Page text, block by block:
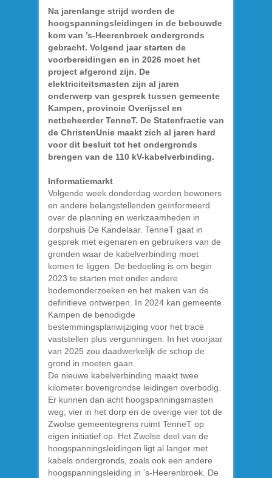
Na jarenlange strijd worden de
hoogspanningsleidingen in de bebouwde
kom van ’s-Heerenbroek ondergronds
gebracht. Volgend jaar starten de
voorbereidingen en in 2026 moet het
project afgerond zijn. De
elektriciteitsmasten zijn al jaren
onderwerp van gesprek tussen gemeente
Kampen, provincie Overijssel en
netbeheerder TenneT. De Statenfractie van
de ChristenUnie maakt zich al jaren hard
voor dit besluit tot het ondergronds
brengen van de 110 kV-kabelverbinding.
Informatiemarkt
Volgende week donderdag worden bewoners
en andere belangstellenden geïnformeerd
over de planning en werkzaamheden in
dorpshuis De Kandelaar. TenneT gaat in
gesprek met eigenaren en gebruikers van de
gronden waar de kabelverbinding moet
komen te liggen. De bedoeling is om begin
2023 te starten met onder andere
bodemonderzoeken en het maken van de
definitieve ontwerpen. In 2024 kan gemeente
Kampen de benodigde
bestemmingsplanwijziging voor het tracé
vaststellen plus vergunningen. In het voorjaar
van 2025 zou daadwerkelijk de schop de
grond in moeten gaan.
De nieuwe kabelverbinding maakt twee
kilometer bovengrondse leidingen overbodig.
Er kunnen dan acht hoogspanningsmasten
weg; vier in het dorp en de overige vier tot de
Zwolse gemeentegrens ruimt TenneT op
eigen initiatief op. Het Zwolse deel van de
hoogspanningsleidingen ligt al langer met
kabels ondergronds, zoals ook een andere
hoogspanningsleiding in ’s-Heerenbroek. De